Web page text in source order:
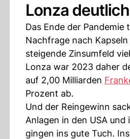
Lonza
Das Ende der
Nachfrage nach
steigende Zinsumfeld
Lonza war 2023 daher
auf 2,00 Milliarden
Prozent ab.
Und der Reingewinn
Anlagen in den USA
gingen ins gute Tuch.